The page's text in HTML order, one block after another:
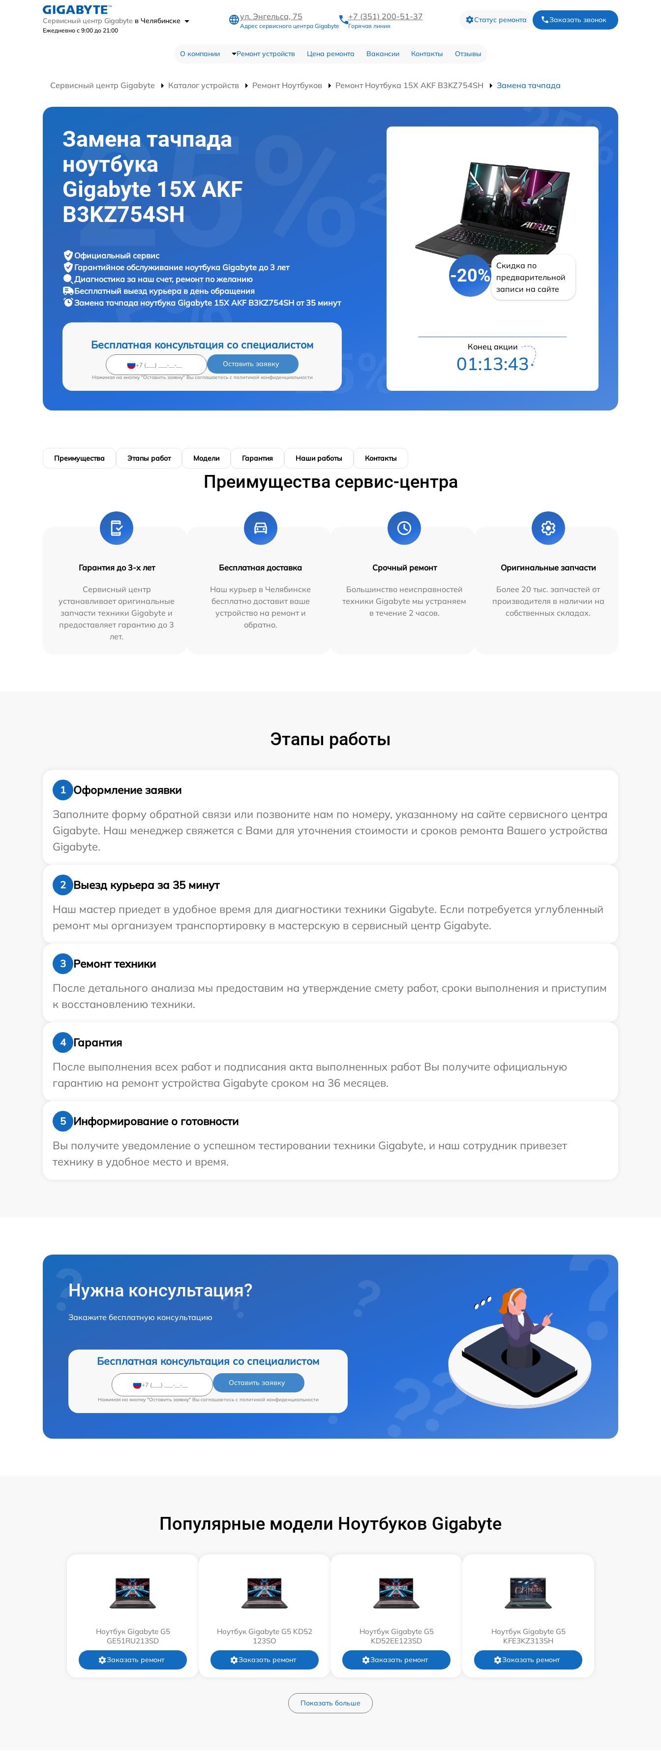
Сервисный центр Gigabyte в Челябинске
Ежедневно с 9:00 до 21:00
ул. Энгельса, 75
Адрес сервисного центра Gigabyte
+7 (351) 200-51-37
Горячая линия
Статус ремонта Заказать звонок
О компании Ремонт устройств Цена ремонта Вакансии Контакты Отзывы
Сервисный центр Gigabyte Каталог устройств Ремонт Ноутбуков Ремонт Ноутбука 15X AKF B3KZ754SH Замена тачпада
Замена тачпада
ноутбука
Gigabyte 15X AKF
B3KZ754SH
Официальный сервис
Гарантийное обслуживание ноутбука Gigabyte до 3 лет
Диагностика за наш счет, ремонт по желанию
Бесплатный выезд курьера в день обращения
Замена тачпада ноутбука Gigabyte 15X AKF B3KZ754SH от 35 минут
Бесплатная консультация со специалистом
Оставить заявку
Нажимая на кнопку "Оставить заявку" Вы соглашаетесь c политикой конфиденциальности
-20%
Скидка по
предварительной
записи на сайте
Конец акции
01:13:42
Преимущества Этапы работ Модели Гарантия Наши работы Контакты
Преимущества сервис-центра
Гарантия до 3-х лет
Сервисный центр
устанавливает оригинальные
запчасти техники Gigabyte и
предоставляет гарантию до 3
лет.
Бесплатная доставка
Наш курьер в Челябинске
бесплатно доставит ваше
устройство на ремонт и
обратно.
Срочный ремонт
Большинство неисправностей
техники Gigabyte мы устраняем
в течение 2 часов.
Оригинальные запчасти
Более 20 тыс. запчастей от
производителя в наличии на
собственных складах.
Этапы работы
1
Оформление заявки
Заполните форму обратной связи или позвоните нам по номеру, указанному на сайте сервисного центра
Gigabyte. Наш менеджер свяжется с Вами для уточнения стоимости и сроков ремонта Вашего устройства
Gigabyte.
2
Выезд курьера за 35 минут
Наш мастер приедет в удобное время для диагностики техники Gigabyte. Если потребуется углубленный
ремонт мы организуем транспортировку в мастерскую в сервисный центр Gigabyte.
3
Ремонт техники
После детального анализа мы предоставим на утверждение смету работ, сроки выполнения и приступим
к восстановлению техники.
4
Гарантия
После выполнения всех работ и подписания акта выполненных работ Вы получите официальную
гарантию на ремонт устройства Gigabyte сроком на 36 месяцев.
5
Информирование о готовности
Вы получите уведомление о успешном тестировании техники Gigabyte, и наш сотрудник привезет
технику в удобное место и время.
Нужна консультация?
Закажите бесплатную консультацию
Бесплатная консультация со специалистом
Оставить заявку
Нажимая на кнопку "Оставить заявку" Вы соглашаетесь c политикой конфиденциальности
Популярные модели Ноутбуков Gigabyte
Ноутбук Gigabyte G5
GE51RU213SD
Заказать ремонт
Ноутбук Gigabyte G5 KD52
123SO
Заказать ремонт
Ноутбук Gigabyte G5
KD52EE123SD
Заказать ремонт
Ноутбук Gigabyte G5
KFE3KZ313SH
Заказать ремонт
Показать больше